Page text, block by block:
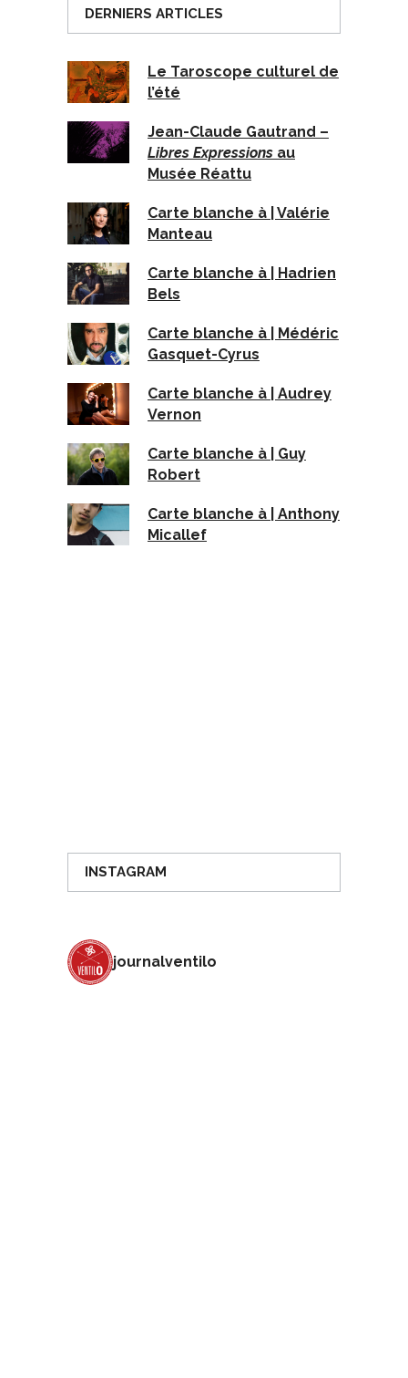
DERNIERS ARTICLES
Le Taroscope culturel de
l’été
Jean-Claude Gautrand –
Libres Expressions au
Musée Réattu
Carte blanche à | Valérie
Manteau
Carte blanche à | Hadrien
Bels
Carte blanche à | Médéric
Gasquet-Cyrus
Carte blanche à | Audrey
Vernon
Carte blanche à | Guy
Robert
Carte blanche à | Anthony
Micallef
INSTAGRAM
journalventilo